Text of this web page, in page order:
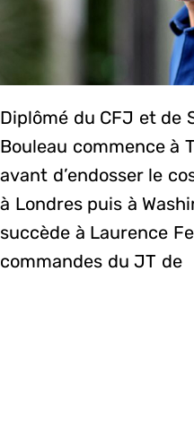
Diplômé du CFJ et de
Bouleau commence à
avant d’endosser le
à Londres puis à
succède à Laurence
commandes du JT de